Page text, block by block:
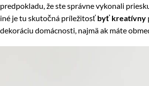
predpokladu, že ste správne vykonali
iné je tu skutočná príležitosťbyť kreatívny
dekoráciu domácnosti, najmä ak máte